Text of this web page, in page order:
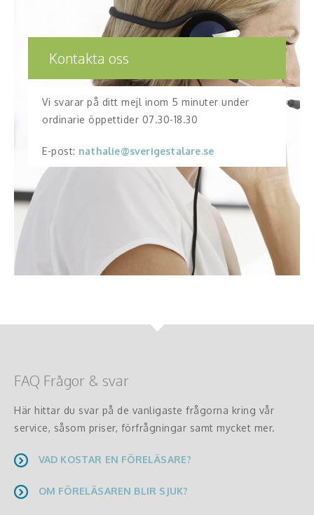
Teamwork, teambuilding, relationer
Vård, omsorg, beroende
Företagsledare
Idrottare och äventyrare
Kända musiker
Kontakta oss
Vi svarar på ditt mejl inom 5 minuter under
ordinarie öppettider 07.30-18.30
E-post: nathalie@sverigestalare.se
FAQ Frågor & svar
Här hittar du svar på de vanligaste frågorna kring vår
service, såsom priser, förfrågningar samt mycket mer.
VAD KOSTAR EN FÖRELÄSARE?
OM FÖRELÄSAREN BLIR SJUK?